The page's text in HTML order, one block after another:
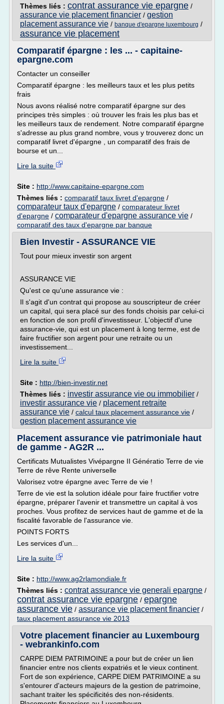
Thèmes liés : contrat assurance vie epargne /
assurance vie placement financier / gestion
placement assurance vie / banque d'epargne luxembourg /
assurance vie placement
Comparatif épargne : les ... - capitaine-
epargne.com
Contacter un conseiller
Comparatif épargne : les meilleurs taux et les plus petits
frais
Nous avons réalisé notre comparatif épargne sur des
principes très simples : où trouver les frais les plus bas et
les meilleurs taux de rendement. Notre comparatif épargne
s'adresse au plus grand nombre, vous y trouverez donc un
comparatif livret d'épargne , un comparatif des frais de
bourse et un...
Lire la suite
Site : http://www.capitaine-epargne.com
Thèmes liés : comparatif taux livret d'epargne /
comparateur taux d'epargne / comparateur livret
d'epargne / comparateur d'epargne assurance vie /
comparatif des taux d'epargne par banque
Bien Investir - ASSURANCE VIE
Tout pour mieux investir son argent
ASSURANCE VIE
Qu'est ce qu'une assurance vie :
Il s'agit d'un contrat qui propose au souscripteur de créer
un capital, qui sera placé sur des fonds choisis par celui-ci
en fonction de son profil d'investisseur. L'objectif d'une
assurance-vie, qui est un placement à long terme, est de
faire fructifier son argent pour une retraite ou un
investissement...
Lire la suite
Site : http://bien-investir.net
Thèmes liés : investir assurance vie ou immobilier /
investir assurance vie / placement retraite
assurance vie / calcul taux placement assurance vie /
gestion placement assurance vie
Placement assurance vie patrimoniale haut
de gamme - AG2R ...
Certificats Mutualistes Vivépargne II Génératio Terre de vie
Terre de rêve Rente universelle
Valorisez votre épargne avec Terre de vie !
Terre de vie est la solution idéale pour faire fructifier votre
épargne, préparer l'avenir et transmettre un capital à vos
proches. Vous profitez de services haut de gamme et de la
fiscalité favorable de l'assurance vie.
POINTS FORTS
Les services d'un...
Lire la suite
Site : http://www.ag2rlamondiale.fr
Thèmes liés : contrat assurance vie generali epargne /
contrat assurance vie epargne / epargne
assurance vie / assurance vie placement financier /
taux placement assurance vie 2013
Votre placement financier au Luxembourg
- webrankinfo.com
CARPE DIEM PATRIMOINE a pour but de créer un lien
financier entre nos clients expatriés et le vieux continent.
Fort de son expérience, CARPE DIEM PATRIMOINE a su
s'entourer d'acteurs majeurs de la gestion de patrimoine,
sachant traiter les spécificités des non-résidents.